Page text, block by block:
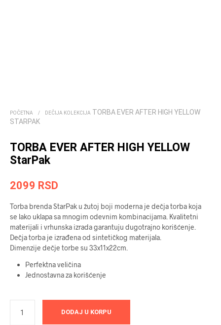
POČETNA / DEČIJA KOLEKCIJA TORBA EVER AFTER HIGH YELLOW
STARPAK
TORBA EVER AFTER HIGH YELLOW
StarPak
2099 RSD
Torba brenda StarPak u žutoj boji moderna je dečja torba koja
se lako uklapa sa mnogim odevnim kombinacijama. Kvalitetni
materijali i vrhunska izrada garantuju dugotrajno korišćenje.
Dečja torba je izrađena od sintetičkog materijala.
Dimenzije dečje torbe su 33x11x22cm.
Perfektna veličina
Jednostavna za korišćenje
DODAJ U KORPU